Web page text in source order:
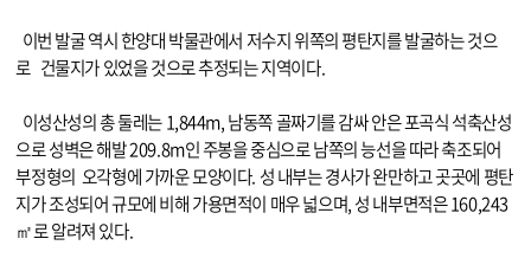
이번 발굴 역시 한양대 박물관에서 저수지 위쪽의 평탄지를 발굴하는 것으
로 건물지가 있었을 것으로 추정되는 지역이다.
이성산성의 총 둘레는 1,844m, 남동쪽 골짜기를 감싸 안은 포곡식 석축산성
으로 성벽은 해발 209.8m인 주봉을 중심으로 남쪽의 능선을 따라 축조되어
부정형의 오각형에 가까운 모양이다. 성 내부는 경사가 완만하고 곳곳에 평탄
지가 조성되어 규모에 비해 가용면적이 매우 넓으며, 성 내부면적은 160,243
㎡로 알려져 있다.